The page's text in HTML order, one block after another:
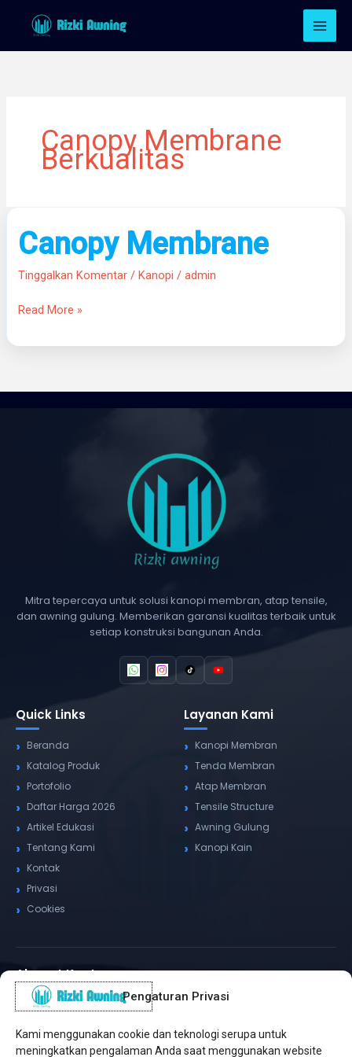
Pengaturan Privasi
Kami menggunakan cookie dan teknologi serupa untuk
meningkatkan pengalaman Anda saat menggunakan website
Canopy Membrane
Berkualitas
Canopy Membrane
Tinggalkan Komentar /Kanopi /admin
Canopy
Membrane
Read More »
Mitra tepercaya untuk solusi kanopi membran, atap tensile,
dan awning gulung. Memberikan garansi kualitas terbaik untuk
setiap konstruksi bangunan Anda.
Quick Links
Beranda
Katalog Produk
Portofolio
Daftar Harga 2026
Artikel Edukasi
Tentang Kami
Kontak
Privasi
Cookies
Layanan Kami
Kanopi Membran
Tenda Membran
Atap Membran
Tensile Structure
Awning Gulung
Kanopi Kain
Alamat Kantor
✆ WhatsApp / Telepon
Pusat Sukabumi